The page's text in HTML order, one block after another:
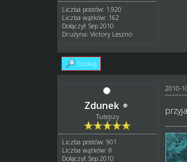
Liczba postów: 1,920
Liczba wątków: 162
Dołączył: Sep 2010
Drużyna: Victory Leszno
Szukaj
Zdunek
Tutejszy
Liczba postów: 901
Liczba wątków: 8
Dołączył: Sep 2010
2010-